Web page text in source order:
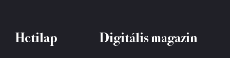
Hetilap Digitális magazin